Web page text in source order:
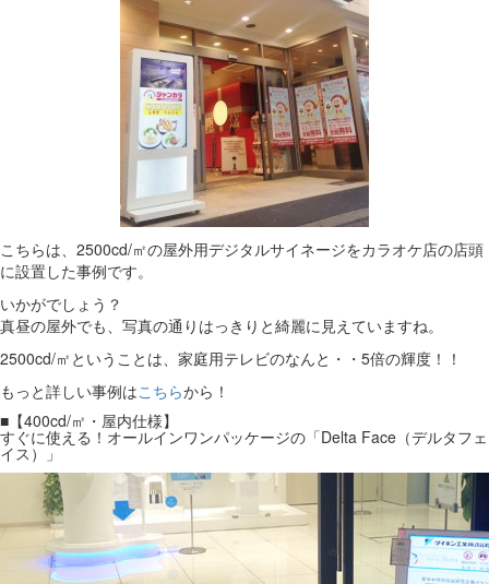
こちらは、2500cd/㎡の屋外用デジタルサイネージをカラオケ店の店頭
に設置した事例です。
いかがでしょう？
真昼の屋外でも、写真の通りはっきりと綺麗に見えていますね。
2500cd/㎡ということは、家庭用テレビのなんと・・5倍の輝度！！
もっと詳しい事例はこちらから！
■【400cd/㎡・屋内仕様】
すぐに使える！オールインワンパッケージの「Delta Face（デルタフェ
イス）」